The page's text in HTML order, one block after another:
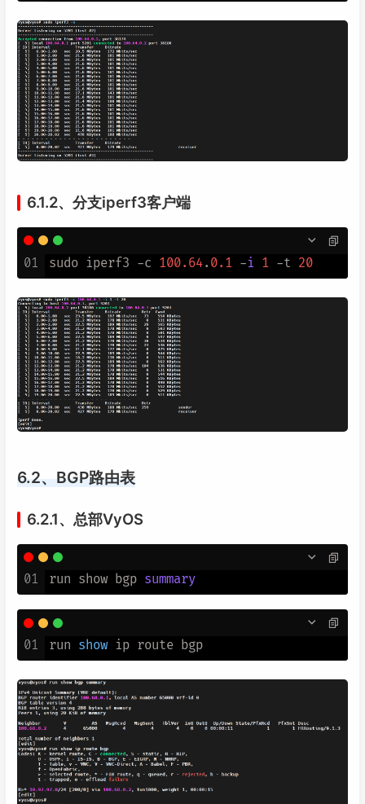
6.1.2、分支iperf3客户端
01 sudo iperf3 -c 100.64. 0.1 -i 1 -t 20
6.2、BGP路由表
6.2.1、总部VyOS
01 run show bgp summary
01 run show